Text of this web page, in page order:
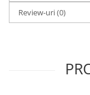
Legislatie
Fictiune
Review-uri(0)